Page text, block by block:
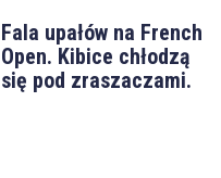
Fala upałów na French
Open. Kibice chłodzą
się pod zraszaczami.